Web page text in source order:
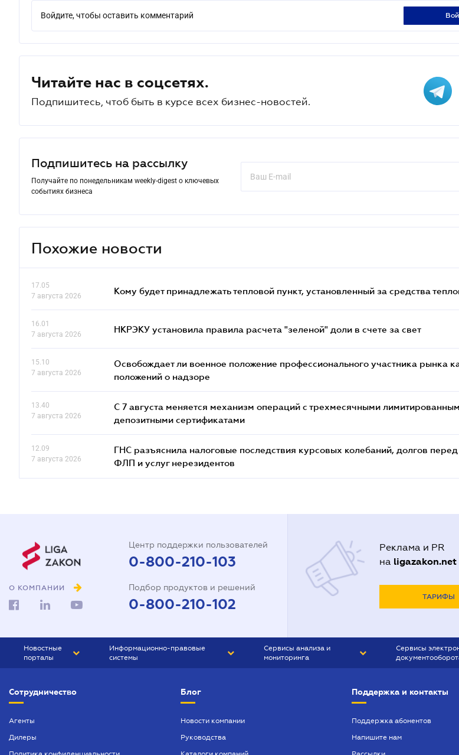
Войдите, чтобы оставить комментарий
Читайте нас в соцсетях.
Подпишитесь, чтоб быть в курсе всех бизнес-новостей.
Подпишитесь на рассылку
Получайте по понедельникам weekly-digest о ключевых
событиях бизнеса
Похожие новости
17.05
7 августа 2026
Кому будет принадлежать тепловой пункт, установленный за средства
16.01
7 августа 2026
НКРЭКУ установила правила расчета "зеленой" доли в счете за свет
15.10
7 августа 2026
Освобождает ли военное положение профессионального участника рынка
положений о надзоре
13.40
7 августа 2026
С 7 августа меняется механизм операций с трехмесячными
депозитными сертификатами
12.09
7 августа 2026
ГНС разъяснила налоговые последствия курсовых колебаний, долгов
ФЛП и услуг нерезидентов
О КОМПАНИИ
Центр поддержки пользователей
0-800-210-103
Подбор продуктов и решений
0-800-210-102
Реклама и PR
на ligazakon.net
ТАРИФЫ
Новостные
порталы
БИЗНЕС
Информационно-правовые
системы
БУХГАЛТЕР ПРОФ
Сервисы анализа и
мониторинга
Сервисы
Сотрудничество
Агенты
Дилеры
Блог
Новости компании
Руководства
Поддержка и контакты
Поддержка абонентов
Напишите нам